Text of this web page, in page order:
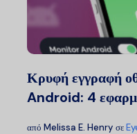
Κρυφή εγγραφή
Android: 4
από Melissa E. Henry σε